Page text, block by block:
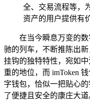
全、交易流程等，
资产的用户提供有
在当今瞬息万变的
驰的列车，不断推陈出
挂钩的独特特性，宛如
重的地位，而 imToken
字钱包，恰似一把贴心
了便捷且安全的康庄大